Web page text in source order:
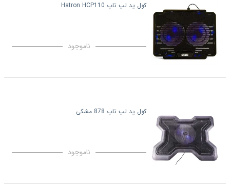
کول پد لپ تاپ Hatron HCP110
ناموجود
کول پد لپ تاپ 878 مشکی
ناموجود